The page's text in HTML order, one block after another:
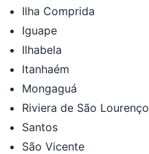
Ilha Comprida
Iguape
Ilhabela
Itanhaém
Mongaguá
Riviera de São Lourenço
Santos
São Vicente